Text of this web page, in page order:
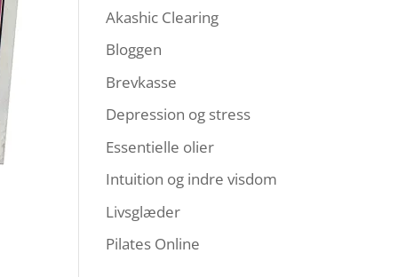
Akashic Clearing
Bloggen
Brevkasse
Depression og stress
Essentielle olier
Intuition og indre visdom
Livsglæder
Pilates Online